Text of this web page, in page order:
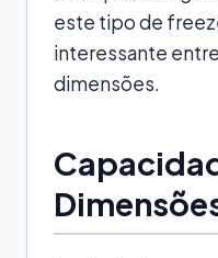
este tipo de
interessante
dimensões.